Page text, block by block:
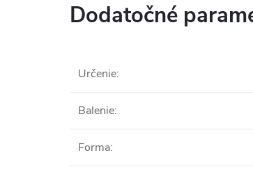
Dodatočné
Určenie:
Balenie:
Forma: